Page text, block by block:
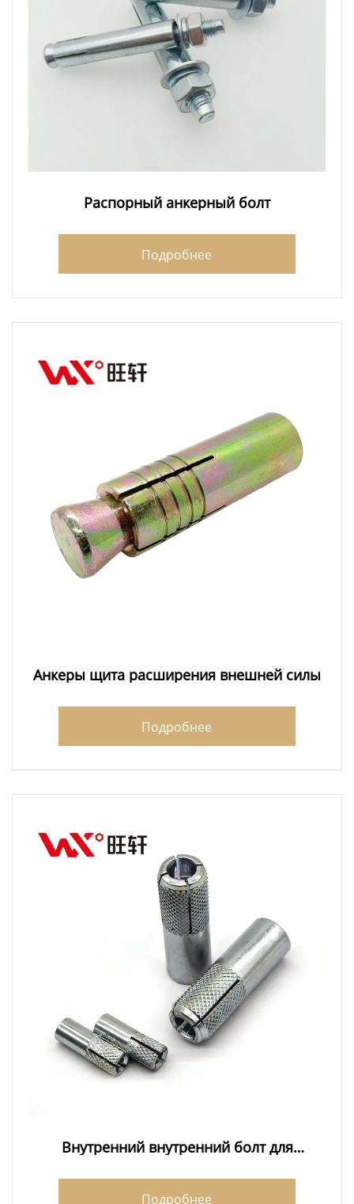
Распорный анкерный болт
Подробнее
Анкеры щита расширения внешней силы
Подробнее
Внутренний внутренний болт для
Подробнее